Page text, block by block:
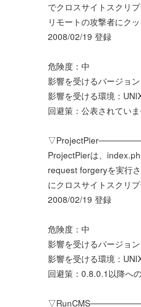
でクロスサイトスクリ
リモートの攻撃者にク
2008/02/19 登録
危険度：中
影響を受けるバージョ
影響を受ける環境：
回避策：公表されてい
ProjectPierは、
request forgeryを実行
にクロスサイトスクリ
2008/02/19 登録
危険度：中
影響を受けるバージョ
影響を受ける環境：
回避策：0.8.0.1以降へ